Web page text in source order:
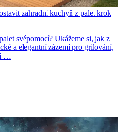
zahradní kuchyň z palet krok
svépomocí? Ukážeme si, jak z
a elegantní zázemí pro grilování,
…